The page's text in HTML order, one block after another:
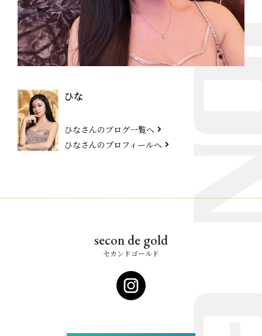
ひな
ひなさんのブログ一覧へ
ひなさんのプロフィールへ
secon de gold
セカンドゴールド